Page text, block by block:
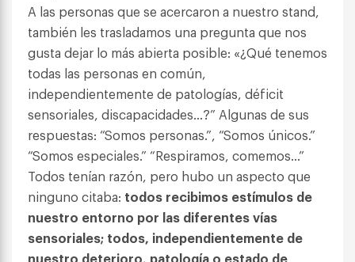
A las personas que se acercaron a nuestro stand,
también les trasladamos una pregunta que nos
gusta dejar lo más abierta posible: «¿Qué tenemos
todas las personas en común,
independientemente de patologías, déficit
sensoriales, discapacidades…?” Algunas de sus
respuestas: “Somos personas.”, “Somos únicos.”
“Somos especiales.” “Respiramos, comemos…”
Todos tenían razón, pero hubo un aspecto que
ninguno citaba: todos recibimos estímulos de
nuestro entorno por las diferentes vías
sensoriales; todos, independientemente de
nuestro deterioro, patología o estado de